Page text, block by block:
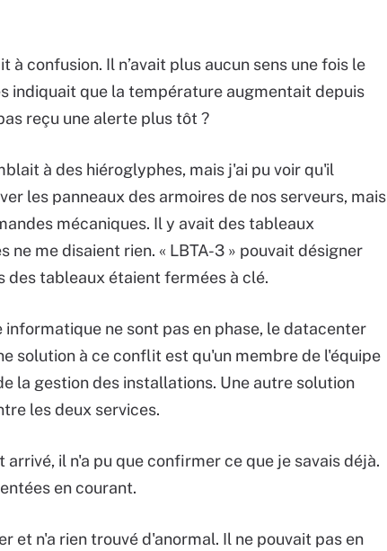
confusion. Il n’avait plus aucun sens une fois le
indiquait que la température augmentait depuis
reçu une alerte plus tôt ?
à des hiéroglyphes, mais j'ai pu voir qu'il
les panneaux des armoires de nos serveurs, mais
mécaniques. Il y avait des tableaux
me disaient rien. « LBTA-3 » pouvait désigner
des tableaux étaient fermées à clé.
ne sont pas en phase, le datacenter
solution à ce conflit est qu'un membre de l'équipe
la gestion des installations. Une autre solution
les deux services.
il n'a pu que confirmer ce que je savais déjà.
en courant.
et n'a rien trouvé d'anormal. Il ne pouvait pas en